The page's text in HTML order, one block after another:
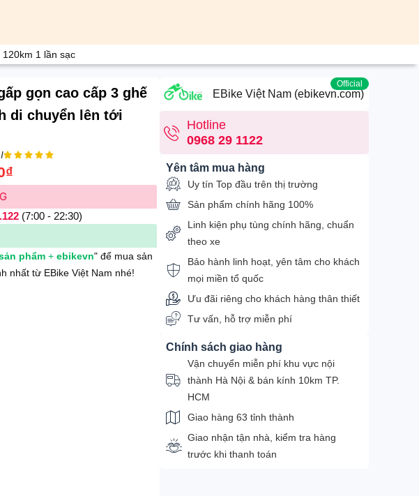
1 lần sạc
gọn cao cấp 3 ghế
di chuyển lên tới
    
₫
(7:00 - 22:30)
phẩm + ebikevn" để mua sản
nhất từ EBike Việt Nam nhé!
EBike Việt Nam (ebikevn.com)
Official
Hotline
0968 29 1122
Yên tâm mua hàng
Uy tín Top đầu trên thị trường
Sản phẩm chính hãng 100%
Linh kiện phụ tùng chính hãng, chuẩn
theo xe
Bảo hành linh hoạt, yên tâm cho khách
mọi miền tổ quốc
Ưu đãi riêng cho khách hàng thân thiết
Tư vấn, hỗ trợ miễn phí
Chính sách giao hàng
Vận chuyển miễn phí khu vực nội
thành Hà Nội & bán kính 10km TP.
HCM
Giao hàng 63 tỉnh thành
Giao nhận tận nhà, kiểm tra hàng
trước khi thanh toán